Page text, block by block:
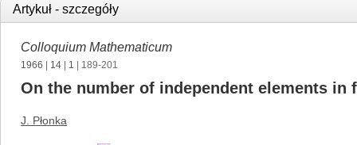
Artykuł - szczegóły
Colloquium Mathematicum
1966 14 1 | 189-201
On the number of independent elements
J. Płonka